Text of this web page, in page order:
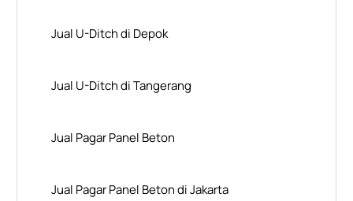
Jual U-Ditch di Depok
Jual U-Ditch di Tangerang
Jual Pagar Panel Beton
Jual Pagar Panel Beton di Jakarta